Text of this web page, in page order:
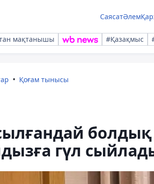
СаясатӘлем
мақтанышы #Қазақмыс
Қоғам тынысы
гүл